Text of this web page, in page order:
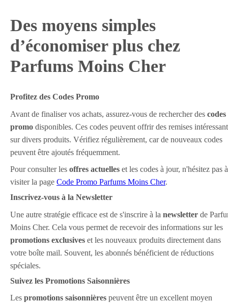
Des moyens simples
d’économiser plus chez
Parfums Moins Cher
Profitez des Codes Promo
Avant de finaliser vos achats, assurez-vous de rechercher des codes
promo disponibles. Ces codes peuvent offrir des remises
sur divers produits. Vérifiez régulièrement, car de nouveaux codes
peuvent être ajoutés fréquemment.
Pour consulter les offres actuelles et les codes à jour, n'hésitez pas à
visiter la page Code Promo Parfums Moins Cher.
Inscrivez-vous à la Newsletter
Une autre stratégie efficace est de s'inscrire à la newsletter de
Moins Cher. Cela vous permet de recevoir des informations sur les
promotions exclusives et les nouveaux produits directement dans
votre boîte mail. Souvent, les abonnés bénéficient de réductions
spéciales.
Suivez les Promotions Saisonnières
Les promotions saisonnières peuvent être un excellent moyen